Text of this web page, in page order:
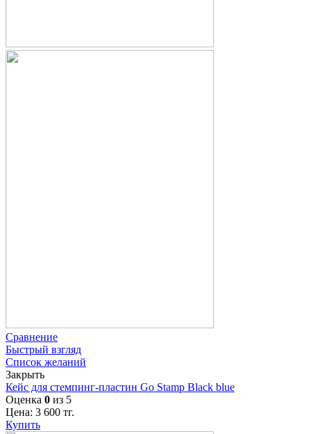
Сравнение
Быстрый взгляд
Список желаний
Закрыть
Кейс для стемпинг-пластин Go Stamp Black blue
Оценка 0 из 5
Цена: 3 600 тг.
Купить